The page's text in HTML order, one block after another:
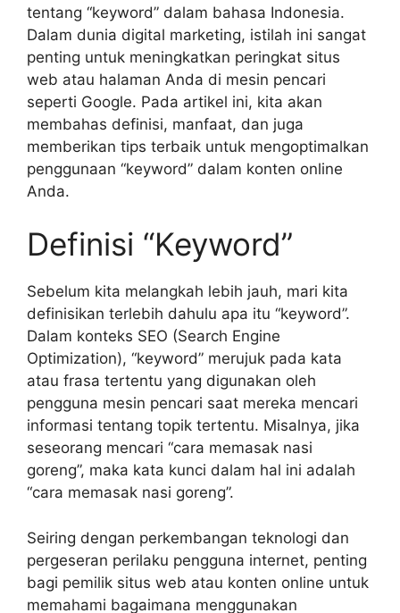
tentang “keyword” dalam bahasa Indonesia.
Dalam dunia digital marketing, istilah ini sangat
penting untuk meningkatkan peringkat situs
web atau halaman Anda di mesin pencari
seperti Google. Pada artikel ini, kita akan
membahas definisi, manfaat, dan juga
memberikan tips terbaik untuk mengoptimalkan
penggunaan “keyword” dalam konten online
Anda.
Definisi “Keyword”
Sebelum kita melangkah lebih jauh, mari kita
definisikan terlebih dahulu apa itu “keyword”.
Dalam konteks SEO (Search Engine
Optimization), “keyword” merujuk pada kata
atau frasa tertentu yang digunakan oleh
pengguna mesin pencari saat mereka mencari
informasi tentang topik tertentu. Misalnya, jika
seseorang mencari “cara memasak nasi
goreng”, maka kata kunci dalam hal ini adalah
“cara memasak nasi goreng”.
Seiring dengan perkembangan teknologi dan
pergeseran perilaku pengguna internet, penting
bagi pemilik situs web atau konten online untuk
memahami bagaimana menggunakan